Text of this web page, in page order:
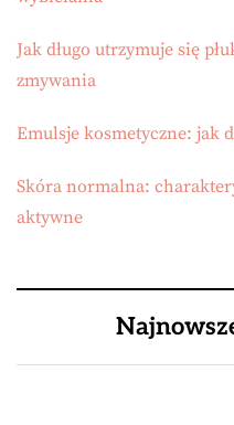
Jak długo utrzymuje się
zmywania
Emulsje kosmetyczne: jak
Skóra normalna:
aktywne